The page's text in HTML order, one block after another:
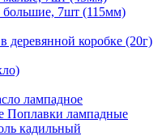
большие, 7шт (115мм)
деревянной коробке (20г)
лампадное
Поплавки лампадные
кадильный